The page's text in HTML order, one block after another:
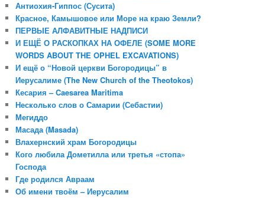
Антиохия-Гиппос (Сусита)
Красное, Камышовое или Море на краю Земли?
ПЕРВЫЕ АЛФАВИТНЫЕ НАДПИСИ
И ЕЩЁ О РАСКОПКАХ НА ОФЕЛЕ (SOME MORE
WORDS ABOUT THE OPHEL EXCAVATIONS)
И ещё о “Новой церкви Богородицы” в
Иерусалиме (The New Church of the Theotokos)
Кесария – Caesarea Maritima
Несколько слов о Самарии (Себастии)
Мегиддо
Масада (Masada)
Влахернский храм Богородицы
Кого любила Дометилла или третья «стопа»
Господа
Где родился Авраам
Об имени твоём – Иерусалим